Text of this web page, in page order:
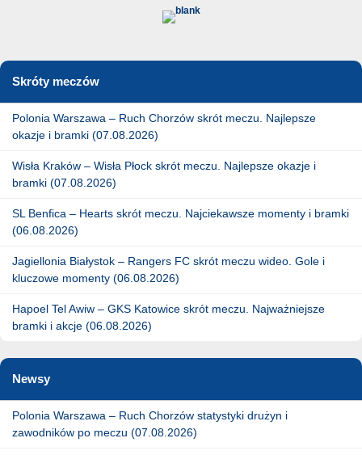
Skróty meczów
Polonia Warszawa – Ruch Chorzów skrót meczu. Najlepsze
okazje i bramki (07.08.2026)
Wisła Kraków – Wisła Płock skrót meczu. Najlepsze okazje i
bramki (07.08.2026)
SL Benfica – Hearts skrót meczu. Najciekawsze momenty i bramki
(06.08.2026)
Jagiellonia Białystok – Rangers FC skrót meczu wideo. Gole i
kluczowe momenty (06.08.2026)
Hapoel Tel Awiw – GKS Katowice skrót meczu. Najważniejsze
bramki i akcje (06.08.2026)
Newsy
Polonia Warszawa – Ruch Chorzów statystyki drużyn i
zawodników po meczu (07.08.2026)